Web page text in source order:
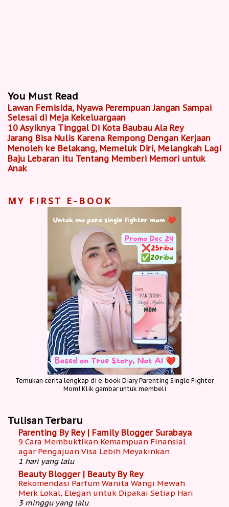
You Must Read
Lawan Femisida, Nyawa Perempuan Jangan Sampai
Selesai di Meja Kekeluargaan
10 Asyiknya Tinggal Di Kota Baubau Ala Rey
Jarang Bisa Nulis Karena Rempong Dengan Kerjaan
Menoleh ke Belakang, Memeluk Diri, Melangkah Lagi
Baju Lebaran itu Tentang Memberi Memori untuk
Anak
MY FIRST E-BOOK
Temukan cerita lengkap di e-book Diary Parenting Single Fighter
Mom! Klik gambar untuk membeli
Tulisan Terbaru
Parenting By Rey | Family Blogger Surabaya
9 Cara Membuktikan Kemampuan Finansial
agar Pengajuan Visa Lebih Meyakinkan
1 hari yang lalu
Beauty Blogger | Beauty By Rey
Rekomendasi Parfum Wanita Wangi Mewah
Merk Lokal, Elegan untuk Dipakai Setiap Hari
3 minggu yang lalu